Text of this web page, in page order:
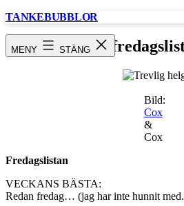
Hoppa
TANKEBUBBLOR
MENY STÄNG
Trevlig helg /
Bild:
Cox
&
Cox
Fredagslistan
VECKANS BÄSTA:
Redan fredag… (jag har inte hunnit